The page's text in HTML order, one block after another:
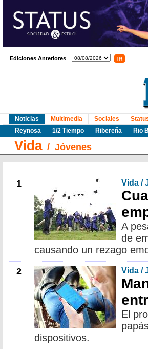
Ediciones Anteriores
Noticias
Reynosa
1/2 Tiempo Ribereña Rio
Multimedia Sociales
Vida/ Jóvenes
1 Vida /
A
de
causando un rezago
2 Vida /
El
dispositivos.